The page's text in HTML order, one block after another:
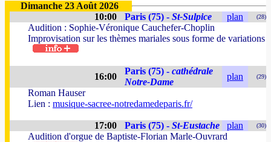
Dimanche 23 Août 2026
10:00
Paris (75) - St-Sulpice plan (28)
Audition : Sophie-Véronique Cauchefer-Choplin
Improvisation sur les thèmes mariales sous forme de variations
16:00
Paris (75) - cathédrale
Notre-Dame
plan (29)
Roman Hauser
Lien : musique-sacree-notredamedeparis.fr/
17:00 Paris (75) - St-Eustache plan (30)
Audition d'orgue de Baptiste-Florian Marle-Ouvrard